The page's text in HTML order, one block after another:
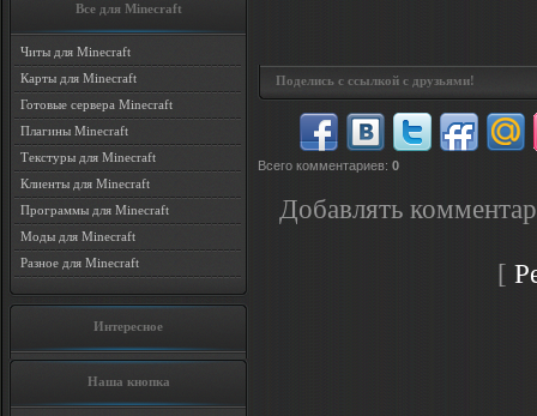
Все для Minecraft
Читы для Minecraft
Карты для Minecraft
Готовые сервера Minecraft
Плагины Minecraft
Текстуры для Minecraft
Клиенты для Minecraft
Программы для Minecraft
Моды для Minecraft
Разное для Minecraft
Интересное
Наша кнопка
Поделись с ссылкой с друзьями!
Всего комментариев: 0
Добавлять
[